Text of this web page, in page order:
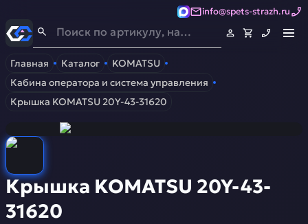
info@spets-strazh.ru
Спец-Страж- Запчасти для спецтехники
Главная Каталог
KOMATSU
Кабина оператора и система управления
Крышка KOMATSU 20Y-43-31620
Крышка KOMATSU 20Y-43-
31620